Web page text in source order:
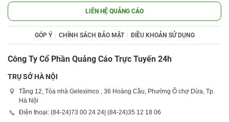
LIÊN HỆ QUẢNG CÁO
GÓP Ý CHÍNH SÁCH BẢO MẬT ĐIỀU KHOẢN SỬ DỤNG
Công Ty Cổ Phần Quảng Cáo Trực Tuyến 24h
TRỤ SỞ HÀ NỘI
Tầng 12, Tòa nhà Geleximco , 36 Hoàng Cầu, Phường Ô chợ Dừa, Tp.
Hà Nội
Điện thoại: (84-24)73 00 24 24| (84-24)35 12 18 06